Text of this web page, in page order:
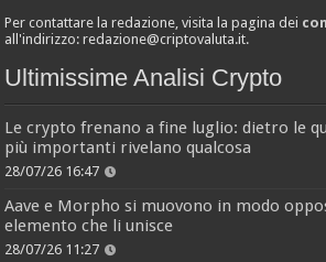
Per contattare la redazione, visita la pagina dei
all'indirizzo:redazione@criptovaluta.it.
Ultimissime Analisi Crypto
Le crypto frenano a fine luglio: dietro le
più importanti rivelano qualcosa
28/07/26 16:47
Aave e Morpho si muovono in modo
elemento che li unisce
28/07/26 11:27